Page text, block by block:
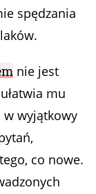
spędzania
nie jest
mu
w wyjątkowy
co nowe.